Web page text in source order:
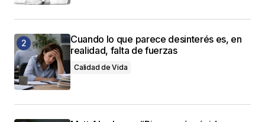
Cuando lo que parece desinterés es, en
realidad, falta de fuerzas
Calidad de Vida